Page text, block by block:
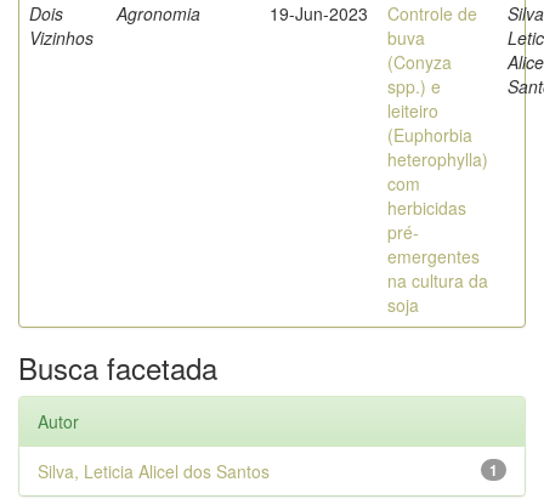
Dois
Vizinhos
Agronomia 19-Jun-2023
Controle de
buva
(Conyza
spp.) e
leiteiro
(Euphorbia
heterophylla)
com
herbicidas
pré-
emergentes
na cultura da
soja
Busca facetada
Autor
1
Silva, Leticia Alicel dos Santos